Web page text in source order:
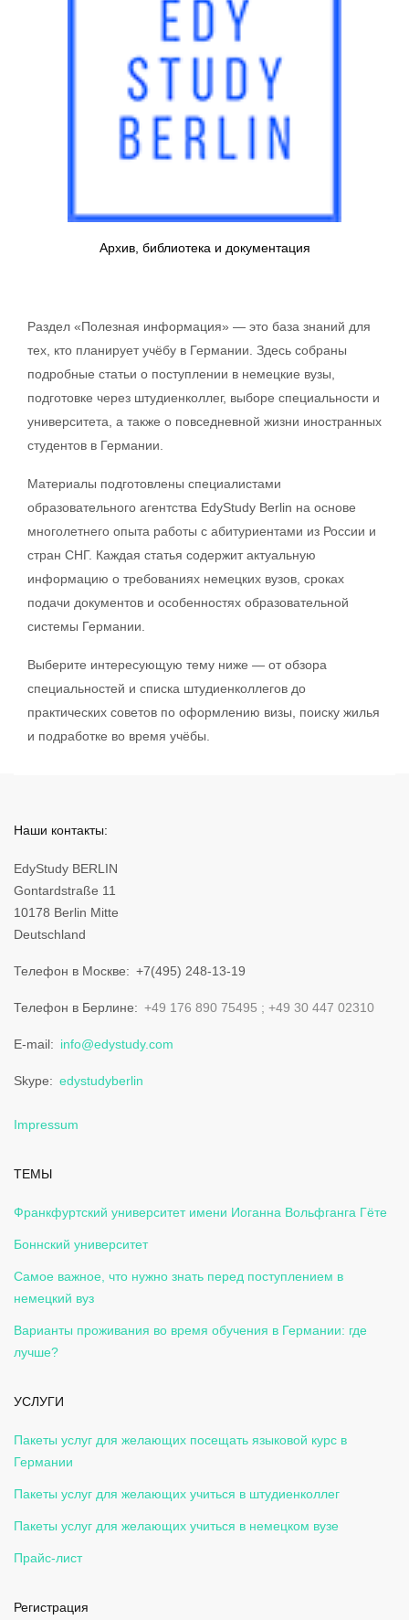
Архив, библиотека и документация
Раздел «Полезная информация» — это база знаний для
тех, кто планирует учёбу в Германии. Здесь собраны
подробные статьи о поступлении в немецкие вузы,
подготовке через штудиенколлег, выборе специальности и
университета, а также о повседневной жизни иностранных
студентов в Германии.
Материалы подготовлены специалистами
образовательного агентства EdyStudy Berlin на основе
многолетнего опыта работы с абитуриентами из России и
стран СНГ. Каждая статья содержит актуальную
информацию о требованиях немецких вузов, сроках
подачи документов и особенностях образовательной
системы Германии.
Выберите интересующую тему ниже — от обзора
специальностей и списка штудиенколлегов до
практических советов по оформлению визы, поиску жилья
и подработке во время учёбы.
Наши контакты:
EdyStudy BERLIN
Gontardstraße 11
10178 Berlin Mitte
Deutschland
Телефон в Москве +7(495) 248-13-19
Телефон в Берлине +49 176 890 75495 +49 30 447 02310
E-mail info@edystudy.com
Skype edystudyberlin
Impressum
ТЕМЫ
Франкфуртский университет имени Иоганна Вольфганга Гёте
Боннский университет
Самое важное, что нужно знать перед поступлением в
немецкий вуз
Варианты проживания во время обучения в Германии: где
лучше?
УСЛУГИ
Пакеты услуг для желающих посещать языковой курс в
Германии
Пакеты услуг для желающих учиться в штудиенколлег
Пакеты услуг для желающих учиться в немецком вузе
Прайс-лист
Регистрация